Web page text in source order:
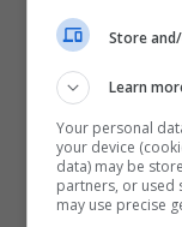
Store
Learn
Your personal
your device
data) may be
partners, or used
may use precise